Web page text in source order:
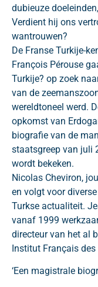
dubieuze
Verdient hij ons
wantrouwen?
De Franse Turkije-
François Pérouse
Turkije? op zoek
van de
wereldtoneel werd.
opkomst van
biografie van de
staatsgreep van juli
wordt bekeken.
Nicolas Cheviron,
en volgt voor
Turkse actualiteit.
vanaf 1999
directeur van het al
Institut Français
‘Een magistrale